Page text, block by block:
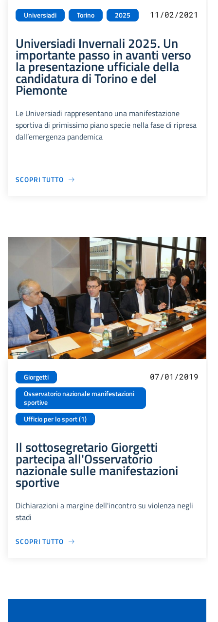
Universiadi Torino 2025 11/02/2021
Universiadi Invernali 2025. Un
importante passo in avanti verso
la presentazione ufficiale della
candidatura di Torino e del
Piemonte
Le Universiadi rappresentano una manifestazione
sportiva di primissimo piano specie nella fase di ripresa
dall’emergenza pandemica
SCOPRI TUTTO
Giorgetti
Osservatorio nazionale manifestazioni
sportive
Ufficio per lo sport (1)
07/01/2019
Il sottosegretario Giorgetti
partecipa all'Osservatorio
nazionale sulle manifestazioni
sportive
Dichiarazioni a margine dell'incontro su violenza negli
stadi
SCOPRI TUTTO